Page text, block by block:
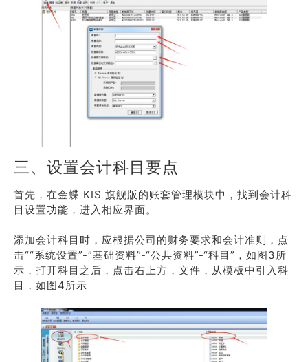
三、设置会计科目要点
首先，在金蝶 KIS 旗舰版的账套管理模块中，找到会计科
目设置功能，进入相应界面。
添加会计科目时，应根据公司的财务要求和会计准则，点
击““系统设置”-”基础资料”-“公共资料”-“科目”，如图3所
示，打开科目之后，点击右上方，文件，从模板中引入科
目，如图4所示